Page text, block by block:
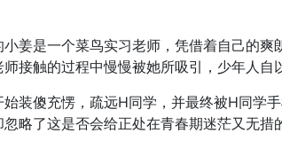
姜是一个菜鸟实习老师，凭借着自己的
接触的过程中慢慢被她所吸引，少年人自
始装傻充愣，疏远H同学，并最终被H同学
略了这是否会给正处在青春期迷茫又无措